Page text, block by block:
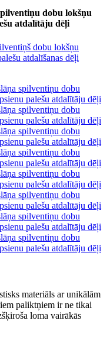
dobu lokšņu
atdalītāju dēļi
materiāls ar unikālām
paliktņiem ir ne tikai
loma vairākās